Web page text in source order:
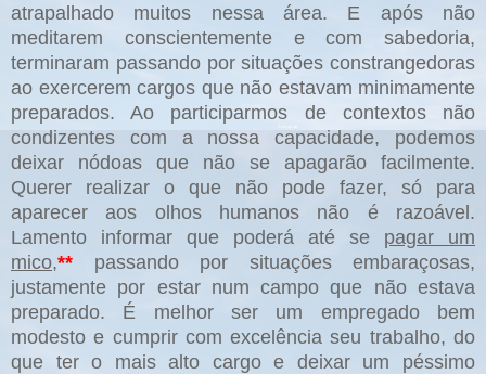
atrapalhado muitos nessa área. E após não
meditarem conscientemente e com sabedoria,
terminaram passando por situações constrangedoras
ao exercerem cargos que não estavam minimamente
preparados. Ao participarmos de contextos não
condizentes com a nossa capacidade, podemos
deixar nódoas que não se apagarão facilmente.
Querer realizar o que não pode fazer, só para
aparecer aos olhos humanos não é razoável.
Lamento informar que poderá até se pagar um
mico,** passando por situações embaraçosas,
justamente por estar num campo que não estava
preparado. É melhor ser um empregado bem
modesto e cumprir com excelência seu trabalho, do
que ter o mais alto cargo e deixar um péssimo